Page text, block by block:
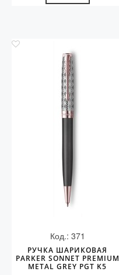
Код.: 371
РУЧКА ШАРИКОВАЯ
PARKER SONNET PREMIUM
METAL GREY PGT K5